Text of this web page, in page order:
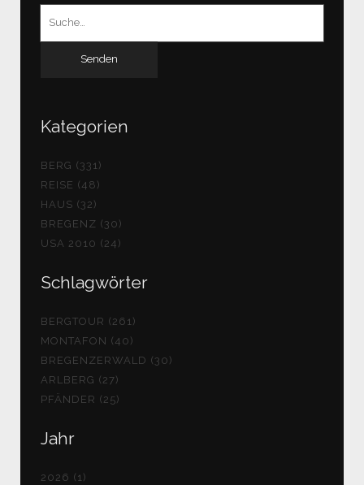
Kategorien
BERG (331)
REISE (48)
HAUS (32)
BREGENZ (30)
USA 2010 (24)
Schlagwörter
BERGTOUR (261)
MONTAFON (40)
BREGENZERWALD (30)
ARLBERG (27)
PFÄNDER (25)
Jahr
2026 (1)